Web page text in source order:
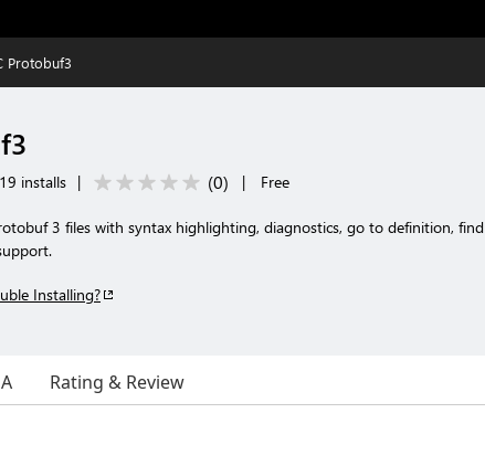
Protobuf3
19 installs | (0) | Free
3 files with syntax highlighting, diagnostics, go to definition, find
Installing?
Rating & Review